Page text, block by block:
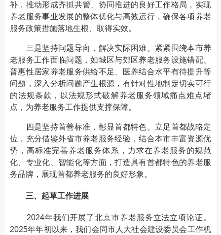
补，推动形成齐抓共管、协同推进的良好工作格局，实现
养老服务事业发展的整体优化与高效运行，确保各项养老
服务政策措施落地生根、取得实效。
三是坚持问题导向，解决实际困难。紧紧围绕本市养
老服务工作面临问题，如城区与郊区养老服务设施错配、
普惠性居家养老服务供给不足、医养结合水平有待提升等
问题，深入分析问题产生根源，有针对性地制定切实可行
的法规条款，以法规形式破解养老服务领域痛点难点堵
点，为养老服务工作提供支撑保障。
四是坚持首善标准，彰显首都特色。立足首都战略定
位，充分借鉴外省市养老服务经验，结合本市丰富资源优
势，高标准完善养老服务体系，力求在养老服务的规范
化、专业化、智能化等方面，打造具有首都特色的养老服
务品牌，展现首都养老服务的良好形象。
三、起草工作进展
2024年我们开展了北京市养老服务立法立项论证。
2025年年初以来，我们会同市人大社会建设委员会工作机